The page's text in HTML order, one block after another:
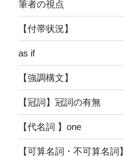
筆者の視点
【付帯状況】
as if
【強調構文】
【冠詞】冠詞の有無
【代名詞 】one
【可算名詞・不可算名詞】